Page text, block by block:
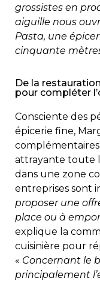
grossistes en
aiguille nous
Pasta, une
cinquante
De la
pour compléter
Consciente des
épicerie fine,
attrayante toute
dans une zone
entreprises sont
proposer une
place ou à
explique la
cuisinière pour
« Concernant le
principalement